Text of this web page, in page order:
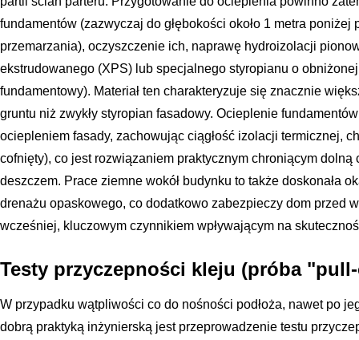
fundamentów (zazwyczaj do głębokości około 1 metra
przemarzania), oczyszczenie ich, naprawę hydroizolacji
ekstrudowanego (XPS) lub specjalnego styropianu o
fundamentowy). Materiał ten charakteryzuje się znacznie
gruntu niż zwykły styropian fasadowy. Ocieplenie
ociepleniem fasady, zachowując ciągłość izolacji termicznej,
cofnięty), co jest rozwiązaniem praktycznym chroniącym
deszczem. Prace ziemne wokół budynku to także doskonała
drenażu opaskowego, co dodatkowo zabezpieczy dom przed
wcześniej, kluczowym czynnikiem wpływającym na
Testy przyczepności kleju (próba
W przypadku wątpliwości co do nośności podłoża, nawet po
dobrą praktyką inżynierską jest przeprowadzenie testu